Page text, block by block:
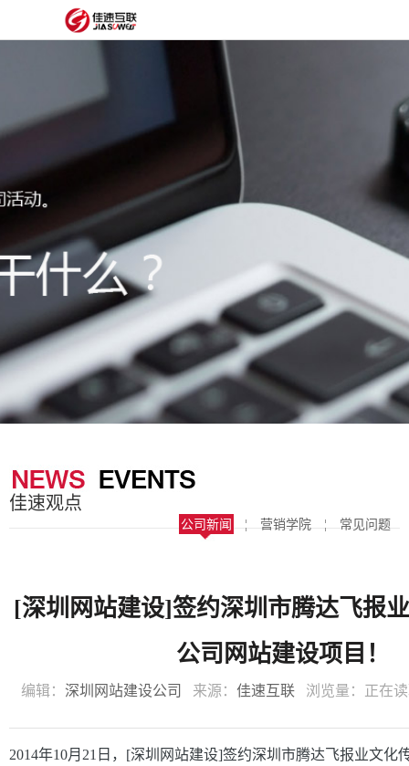
设
网
建
制
板
抖
获
里
服
经
案
站
圈
子
关
佳速观点
公司新闻 ¦ 营销学院 ¦ 常见问题
[深圳网站建设]签约深圳市腾达飞报
公司网站建设项目！
编辑： 深圳网站建设公司 来源： 佳速互联 浏览量： 正在
2014年10月21日，[深圳网站建设]签约深圳市腾达飞报业文化